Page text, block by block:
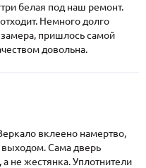
белая под наш ремонт.
Немного долго
пришлось самой
довольна.
вклеено намертво,
Сама дверь
а не жестянка. Уплотнители